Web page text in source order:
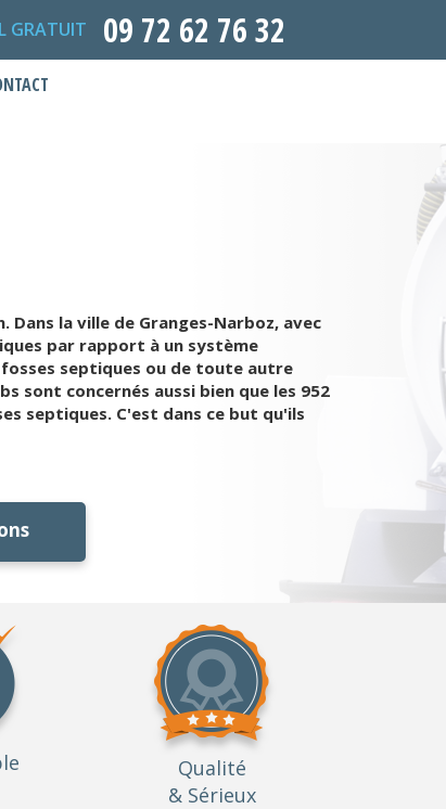
GRATUIT 09 72 62 76 32
la ville de Granges-Narboz, avec
par rapport à un système
septiques ou de toute autre
sont concernés aussi bien que les 952
septiques. C'est dans ce but qu'ils
Qualité
& Sérieux